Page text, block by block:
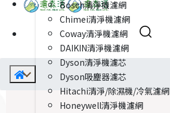
Bosch清淨機濾網
Chimei清淨機濾網
Coway清淨機濾網
DAIKIN清淨機濾網
Dyson清淨機濾芯
Dyson吸塵器濾芯
Hitachi清淨/除濕機/冷氣濾網
Honeywell清淨機濾網